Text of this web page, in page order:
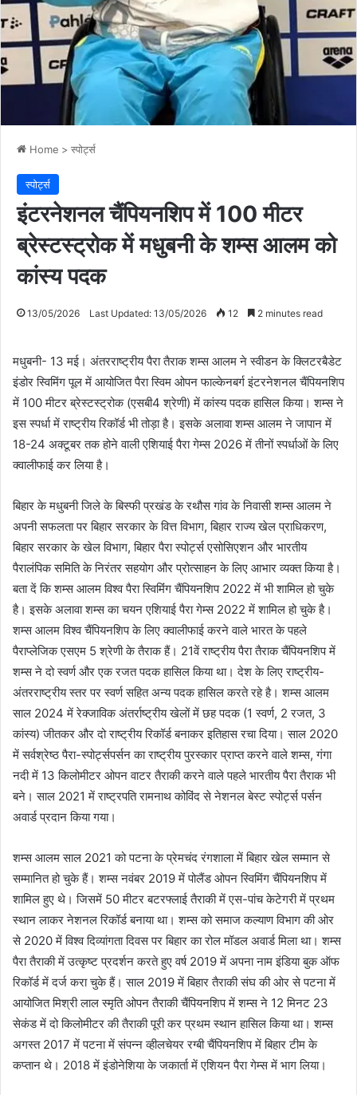
Home > स्पोर्ट्स
स्पोर्ट्स
इंटरनेशनल चैंपियनशिप में 100 मीटर
ब्रेस्टस्ट्रोक में मधुबनी के शम्स आलम को
कांस्य पदक
13/05/2026 Last Updated: 13/05/2026 12 2 minutes read
मधुबनी- 13 मई। अंतरराष्ट्रीय पैरा तैराक शम्स आलम ने स्वीडन के क्लिटरबैडेट
इंडोर स्विमिंग पूल में आयोजित पैरा स्विम ओपन फाल्केनबर्ग इंटरनेशनल चैंपियनशिप
में 100 मीटर ब्रेस्टस्ट्रोक (एसबी4 श्रेणी) में कांस्य पदक हासिल किया। शम्स ने
इस स्पर्धा में राष्ट्रीय रिकॉर्ड भी तोड़ा है। इसके अलावा शम्स आलम ने जापान में
18-24 अक्टूबर तक होने वाली एशियाई पैरा गेम्स 2026 में तीनों स्पर्धाओं के लिए
क्वालीफाई कर लिया है।
बिहार के मधुबनी जिले के बिस्फी प्रखंड के रथौस गांव के निवासी शम्स आलम ने
अपनी सफलता पर बिहार सरकार के वित्त विभाग, बिहार राज्य खेल प्राधिकरण,
बिहार सरकार के खेल विभाग, बिहार पैरा स्पोर्ट्स एसोसिएशन और भारतीय
पैरालंपिक समिति के निरंतर सहयोग और प्रोत्साहन के लिए आभार व्यक्त किया है।
बता दें कि शम्स आलम विश्व पैरा स्विम‍िंंग चैंपियनशिप 2022 में भी शामिल हो चुके
है। इसके अलावा शम्स का चयन एशियाई पैरा गेम्स 2022 में शामिल हो चुके है।
शम्स आलम विश्व चैंपियनशिप के लिए क्वालीफाई करने वाले भारत के पहले
पैराप्लेजिक एसएम 5 श्रेणी के तैराक हैं। 21वें राष्ट्रीय पैरा तैराक चैंपियनशिप में
शम्स ने दो स्वर्ण और एक रजत पदक हासिल किया था। देश के लिए राष्ट्रीय-
अंतरराष्ट्रीय स्तर पर स्वर्ण सहित अन्य पदक हासिल करते रहे है। शम्स आलम
साल 2024 में रेक्जाविक अंतर्राष्ट्रीय खेलों में छह पदक (1 स्वर्ण, 2 रजत, 3
कांस्य) जीतकर और दो राष्ट्रीय रिकॉर्ड बनाकर इतिहास रचा दिया। साल 2020
में सर्वश्रेष्ठ पैरा-स्पोर्ट्सपर्सन का राष्ट्रीय पुरस्कार प्राप्त करने वाले शम्स, गंगा
नदी में 13 किलोमीटर ओपन वाटर तैराकी करने वाले पहले भारतीय पैरा तैराक भी
बने। साल 2021 में राष्ट्रपति रामनाथ कोविंद से नेशनल बेस्ट स्पोर्ट्स पर्सन
अवार्ड प्रदान किया गया।
शम्स आलम साल 2021 को पटना के प्रेमचंद रंगशाला में बिहार खेल सम्मान से
सम्मानित हो चुके हैं। शम्स नवंबर 2019 में पोलैंड ओपन स्विमिंग चैंपियनशिप में
शामिल हुए थे। जिसमें 50 मीटर बटरफ्लाई तैराकी में एस-पांच केटेगरी में प्रथम
स्थान लाकर नेशनल रिकॉर्ड बनाया था। शम्स को समाज कल्याण विभाग की ओर
से 2020 में विश्व दिव्यांगता दिवस पर बिहार का रोल मॉडल अवार्ड मिला था। शम्स
पैरा तैराकी में उत्कृष्ट प्रदर्शन करते हुए वर्ष 2019 में अपना नाम इंडिया बुक ऑफ
रिकॉर्ड में दर्ज करा चुके हैं। साल 2019 में बिहार तैराकी संघ की ओर से पटना में
आयोजित मिश्री लाल स्मृति ओपन तैराकी चैंपियनशिप में शम्स ने 12 मिनट 23
सेकंड में दो किलोमीटर की तैराकी पूरी कर प्रथम स्थान हासिल किया था। शम्स
अगस्त 2017 में पटना में संपन्न व्हीलचेयर रग्बी चैंपियनशिप में बिहार टीम के
कप्तान थे। 2018 में इंडोनेशिया के जकार्ता में एशियन पैरा गेम्स में भाग लिया।